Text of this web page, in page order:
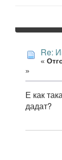
Re:
«
»
Е как
дадат?